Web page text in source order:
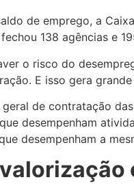
de emprego, a
138 agências e
o risco do
E isso gera
geral de contratação
desempenham
desempenham a